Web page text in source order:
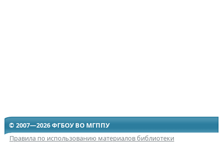
© 2007—2026 ФГБОУ ВО МГППУ
Правила по использованию материалов библиотеки